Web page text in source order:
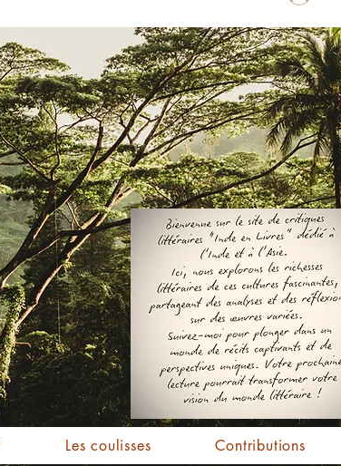
Les coulisses Contributions